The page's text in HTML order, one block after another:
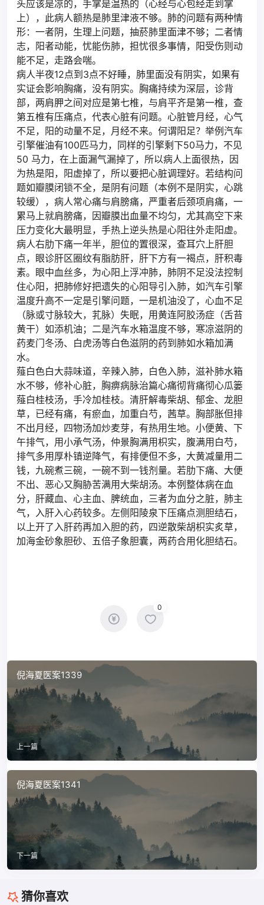
头应该是凉的，手掌是温热的（心经与心包经走到掌
上），此病人额热是肺里津液不够。肺的问题有两种情
形：一者阴，生理上问题，抽菸肺里面津不够；二者情
志，阳者动能，忧能伤肺，担忧很多事情，阳受伤则动
能不足，走路会喘。
病人半夜12点到3点不好睡，肺里面没有阴实，如果有
实证会影响胸痛，没有阴实。胸痛持续为深层，诊背
部，两肩胛之间对应是第七椎，与肩平齐是第一椎，查
第五椎有压痛点，代表心脏有问题。心脏管月经，心气
不足，阳的动量不足，月经不来。何谓阳足？举例汽车
引擎催油有100匹马力，同样的引擎剩下50马力，不见
50 马力，在上面漏气漏掉了，所以病人上面很热，因
为热是阳，阳虚掉了，所以要把心脏调理好。若结构问
题如瓣膜闭锁不全，是阴有问题（本例不是阴实，心跳
较缓），病人常心痛与肩膀痛，严重者后颈项肩痛，一
累马上就肩膀痛，因瓣膜出血量不均匀，尤其高空下来
压力变化大最明显，手热上逆头热是心阳往外走阳虚。
病人右肋下痛一年半，胆位的置很深，查耳穴上肝胆
点，眼诊肝区圈纹有脂肪肝，肝下方有一褐点，肝积毒
素。眼中血丝多，为心阳上浮冲肺，肺阴不足没法控制
住心阳，把肺修好把遗失的心阳导引入肺，如汽车引擎
温度升高不一定是引擎问题，一是机油没了，心血不足
（脉或寸脉较大，芤脉）失眠，用黄连阿胶汤症（舌苔
黄干）如添机油；二是汽车水箱温度不够，寒凉滋阴的
药麦门冬汤、白虎汤等白色滋阴的药到肺如水箱加满
水。
薤白色白大蒜味道，辛辣入肺，白色入肺，滋补肺水箱
水不够，修补心脏，胸痹病脉治篇心痛彻背痛彻心瓜篓
薤白桂枝汤，手冷加桂枝。清肝解毒柴胡、郁金、龙胆
草，已经有痛，有瘀血，加重白芍，茜草。胸部胀但排
不出月经，四物汤加炒麦芽，有热用生地。小便黄、下
午排气，用小承气汤，仲景胸满用枳实，腹满用白芍，
排气多用厚朴镇逆降气，有排便但不多，大黄减量用二
钱，九碗煮三碗，一碗不到一钱剂量。若肋下痛、大便
不出、恶心又胸胁苦满用大柴胡汤。本例整体病在血
分，肝藏血、心主血、脾统血，三者为血分之脏，肺主
气，入肝入心药较多。左侧阳陵泉下压痛点测胆结石，
以上开了入肝药再加入胆的药，四逆散柴胡枳实炙草，
加海金砂象胆砂、五倍子象胆囊，两药合用化胆结石。
0
倪海夏医案1339
上一篇
倪海夏医案1341
下一篇
猜你喜欢